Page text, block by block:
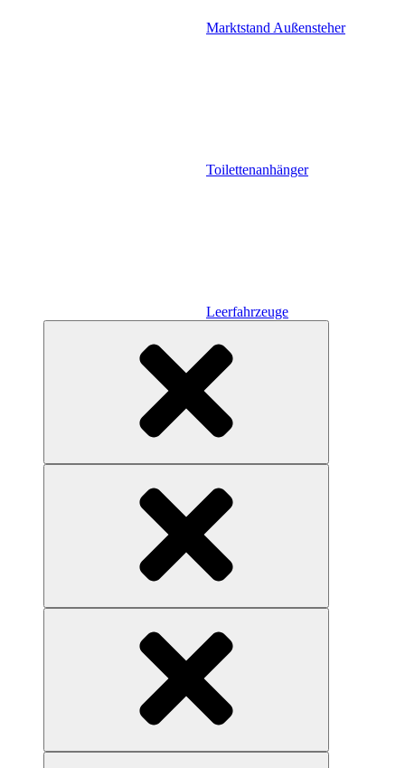
Marktstand Außensteher
Toilettenanhänger
Leerfahrzeuge